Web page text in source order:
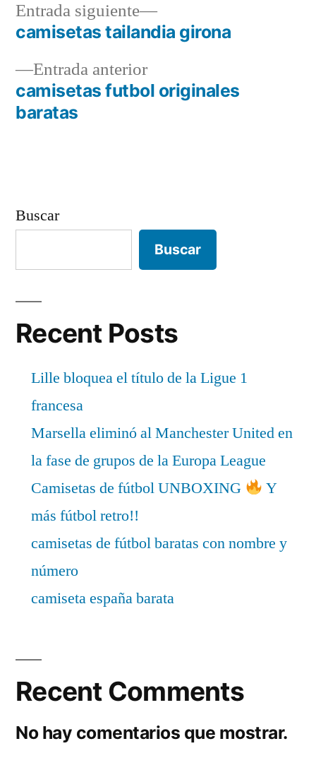
Navegación
de
entradas
Entrada anteriorEntrada
anterior:
camisetas futbol originales
baratas
Entrada siguiente
Entrada
siguiente:
camisetas tailandia girona
Buscar
Buscar
Recent Posts
Lille bloquea el título de la Ligue 1
francesa
Marsella eliminó al Manchester United en
la fase de grupos de la Europa League
Camisetas de fútbol UNBOXING
Y
más fútbol retro!!
camisetas de fútbol baratas con nombre y
número
camiseta españa barata
Recent Comments
No hay comentarios que mostrar.